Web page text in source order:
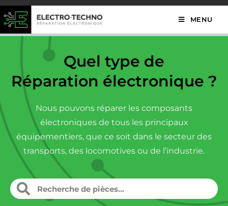
MENU
Quel type de
Réparation électronique ?
Nous pouvons réparer les composants
électroniques de tous les principaux
équipementiers, que ce soit dans le secteur des
transports, des locomotives ou de l’industrie.